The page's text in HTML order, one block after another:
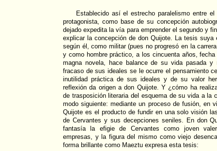
Establecido así el estrecho paralelismo entre
protagonista, como base de su concepción
dejado expedita la vía para emprender el segundo y
explicar la concepción de don Quijote. La tesis suya
según él, como militar (pues no progresó en la
y como hombre práctico, a los cincuenta años,
magna novela, hace balance de su vida pasada y
fracaso de sus ideales se le ocurre el pensamiento
inutilidad práctica de sus ideales y de su valor
reflexión da origen a don Quijote. Y ¿cómo ha
de trasposición literaria del esquema de su vida a la
modo siguiente: mediante un proceso de fusión, en
Quijote es el producto de fundir en una solo visión
de Cervantes y sus decepciones seniles. En don
fantasía la efigie de Cervantes como joven
empresas, y la figura del mismo como viejo
forma brillante como Maeztu expresa esta tesis: